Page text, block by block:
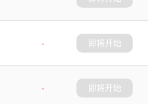
-
即将开始
-
即将开始